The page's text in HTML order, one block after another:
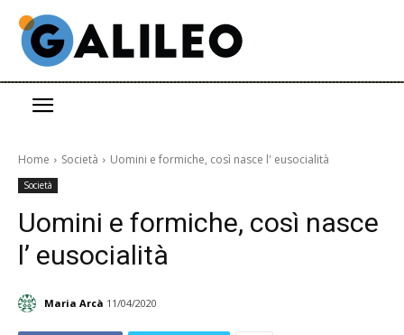
Home Società Uomini e formiche, così nasce l' eusocialità
Società
Uomini e formiche, così nasce
l’ eusocialità
Maria Arcà 11/04/2020